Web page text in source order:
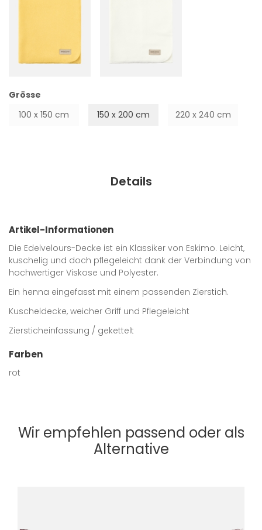
Grösse
100 x 150 cm
150 x 200 cm 220 x 240 cm
Details
Artikel-Informationen
Die Edelvelours-Decke ist ein Klassiker von Eskimo. Leicht,
kuschelig und doch pflegeleicht dank der Verbindung von
hochwertiger Viskose und Polyester.
Ein henna eingefasst mit einem passenden Zierstich.
Kuscheldecke, weicher Griff und Pflegeleicht
Ziersticheinfassung / gekettelt
Farben
rot
Wir empfehlen passend oder als
Alternative